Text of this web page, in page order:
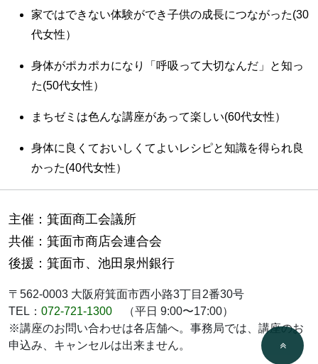
家ではできない体験ができ子供の成長につながった(30
代女性）
身体がポカポカになり「呼吸って大切なんだ」と知っ
た(50代女性）
まちゼミは色んな講座があって楽しい(60代女性）
身体に良くておいしくてよいレシピと知識を得られ良
かった(40代女性）
主催：箕面商工会議所
共催：箕面市商店会連合会
後援：箕面市、池田泉州銀行
〒562-0003 大阪府箕面市西小路3丁目2番30号
TEL： 072-721-1300
（平日 9:00〜17:00）
※講座のお問い合わせは各店舗へ。事務局では、講座のお
申込み、キャンセルは出来ません。